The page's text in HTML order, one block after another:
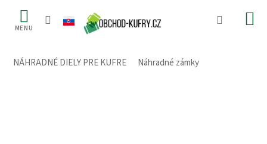
obsah
NÁHRADNÉ DIELY PRE KUFRE Náhradné zámky